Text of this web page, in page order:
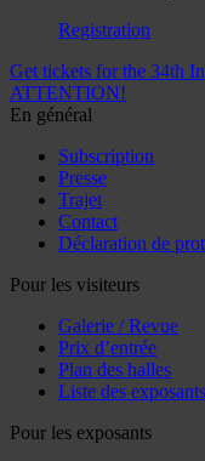
Registration
Get tickets for the 34th
ATTENTION!
En général
Subscription
Presse
Trajet
Contact
Déclaration de
Pour les visiteurs
Galerie / Revue
Prix d’entrée
Plan des halles
Liste des exposants
Pour les exposants